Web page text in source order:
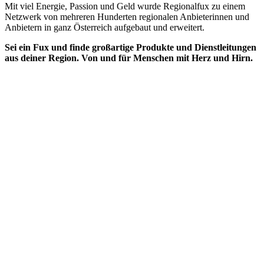
Mit viel Energie, Passion und Geld wurde Regionalfux zu einem
Netzwerk von mehreren Hunderten regionalen Anbieterinnen und
Anbietern in ganz Österreich aufgebaut und erweitert.
Sei ein Fux und finde großartige Produkte und Dienstleitungen
aus deiner Region. Von und für Menschen mit Herz und Hirn.